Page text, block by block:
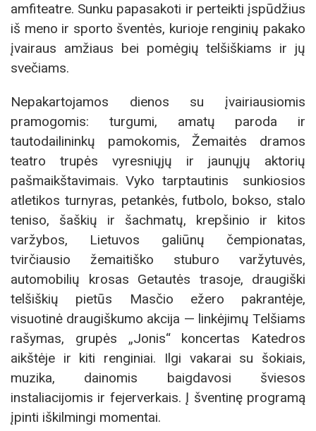
amfiteatre. Sunku papasakoti ir perteikti įspūdžius
iš meno ir sporto šventės, kurioje renginių pakako
įvairaus amžiaus bei pomėgių telšiškiams ir jų
svečiams.
Nepakartojamos dienos su įvairiausiomis
pramogomis: turgumi, amatų paroda ir
tautodailininkų pamokomis, Žemaitės dramos
teatro trupės vyresniųjų ir jaunųjų aktorių
pašmaikštavimais. Vyko tarptautinis sunkiosios
atletikos turnyras, petankės, futbolo, bokso, stalo
teniso, šaškių ir šachmatų, krepšinio ir kitos
varžybos, Lietuvos galiūnų čempionatas,
tvirčiausio žemaitiško stuburo varžytuvės,
automobilių krosas Getautės trasoje, draugiški
telšiškių pietūs Masčio ežero pakrantėje,
visuotinė draugiškumo akcija — linkėjimų Telšiams
rašymas, grupės „Jonis“ koncertas Katedros
aikštėje ir kiti renginiai. Ilgi vakarai su šokiais,
muzika, dainomis baigdavosi šviesos
instaliacijomis ir fejerverkais. Į šventinę programą
įpinti iškilmingi momentai.